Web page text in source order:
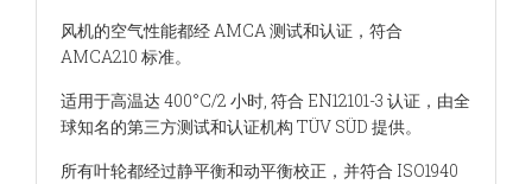
风机的空气性能都经 AMCA 测试和认证，符合
AMCA210 标准。
适用于高温达 400°C/2 小时, 符合 EN12101-3 认证，由全
球知名的第三方测试和认证机构 TÜV SÜD 提供。
所有叶轮都经过静平衡和动平衡校正，并符合 ISO1940